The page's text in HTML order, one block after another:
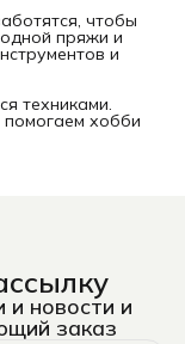
чтобы
пряжи и
и
техниками.
хобби
новости и
заказ